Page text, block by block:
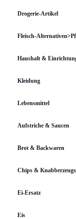
Drogerie-Artikel
Fleisch-
Haushalt &
Kleidung
Lebensmittel
Aufstriche & Saucen
Brot & Backwaren
Chips & Knabberzeugs
Ei-Ersatz
Eis